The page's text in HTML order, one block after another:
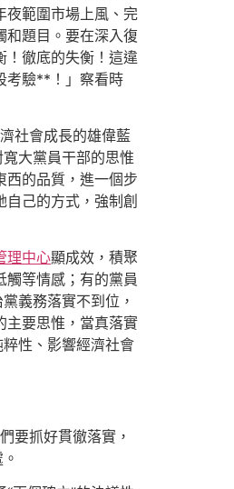
夜範圍市場上風、完
和題目。要在深入復
！徹底的失衡！這違
考驗**！」察看時
社會成長的雄偉藍
大黨員干部的思惟
西的品質，進一個步
己的方式，強制創
理中心顯成效，積聚
觸等情感；有的黨員
義務落實不到位，
主要思惟，當真落實
性、影響經濟社會
要抓好貫徹落實，